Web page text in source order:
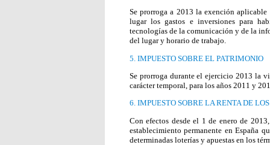
Se prorroga a 2013 la exención
lugar los gastos e inversiones para
tecnologías de la comunicación y de la
del lugar y horario de trabajo.
5. IMPUESTO SOBRE EL PATRIMONIO
Se prorroga durante el ejercicio 2013 la
carácter temporal, para los años 2011 y
6. IMPUESTO SOBRE LA RENTA DE
Con efectos desde el 1 de enero de
establecimiento permanente en España
determinadas loterías y apuestas en los